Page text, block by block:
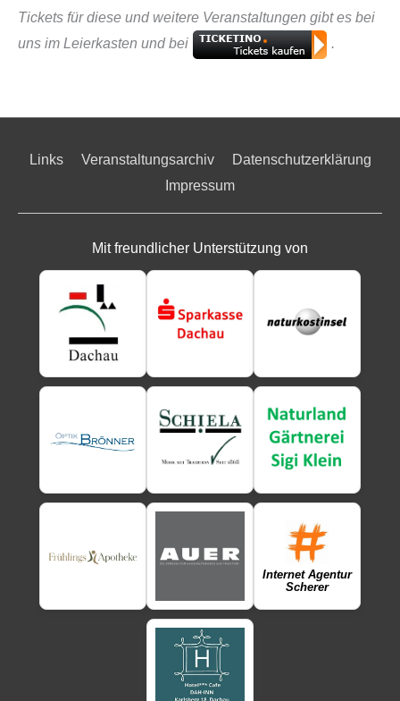
Tickets für diese und weitere Veranstaltungen gibt es bei
uns im Leierkasten und bei
.
Links Veranstaltungsarchiv
Datenschutzerklärung
Impressum
Mit freundlicher Unterstützung von
Internet Agentur
Scherer